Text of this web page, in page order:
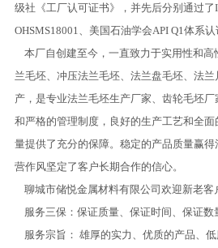
级社《工厂认可证书》，并先后分别通过了
OHSMS18001、美国石油学会API Q1体系认
本厂自创建至今，一直致力于实用性和高
兰毛坯、冲压法兰毛坯、法兰盘毛坯、法
产，是专业法兰毛坯生产厂家、齿轮毛坯
和严格的管理制度，良好的生产工艺和全
量提供了充分的保障。稳定的产品质量赢
营作风坚定了客户长期合作的信心。
聊城市储悦金属材料有限公司欢迎新老客
服务三保：保证质量、保证时间、保证数
服务宗旨： 雄厚的实力、优质的产品、低